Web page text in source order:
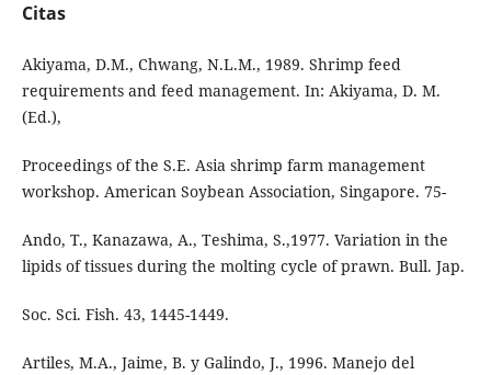
Citas
Akiyama, D.M., Chwang, N.L.M., 1989. Shrimp feed
requirements and feed management. In: Akiyama, D. M.
(Ed.),
Proceedings of the S.E. Asia shrimp farm management
workshop. American Soybean Association, Singapore. 75-
Ando, T., Kanazawa, A., Teshima, S.,1977. Variation in the
lipids of tissues during the molting cycle of prawn. Bull. Jap.
Soc. Sci. Fish. 43, 1445-1449.
Artiles, M.A., Jaime, B. y Galindo, J., 1996. Manejo del